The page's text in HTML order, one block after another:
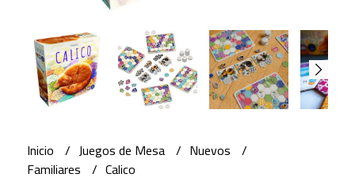
Inicio Juegos de Mesa
Nuevos
Familiares
Calico